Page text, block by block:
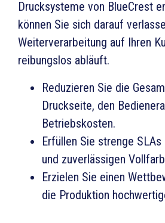
Drucksysteme von BlueCrest
können Sie sich darauf
Weiterverarbeitung auf Ihren
reibungslos abläuft.
Reduzieren Sie die
Druckseite, den
Betriebskosten.
Erfüllen Sie strenge
und zuverlässigen
Erzielen Sie einen
die Produktion